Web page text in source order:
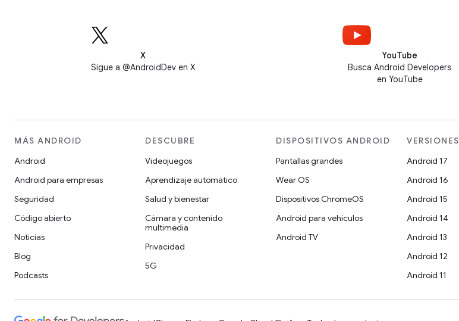
X
Sigue a @AndroidDev en X
YouTube
Busca Android Developers
en YouTube
MÁS ANDROID
Android
Android para empresas
Seguridad
Código abierto
Noticias
Blog
Podcasts
DESCUBRE
Videojuegos
Aprendizaje automático
Salud y bienestar
Cámara y contenido
multimedia
Privacidad
5G
DISPOSITIVOS ANDROID
Pantallas grandes
Wear OS
Dispositivos ChromeOS
Android para vehículos
Android TV
VERSIONES
Android 17
Android 16
Android 15
Android 14
Android 13
Android 12
Android 11